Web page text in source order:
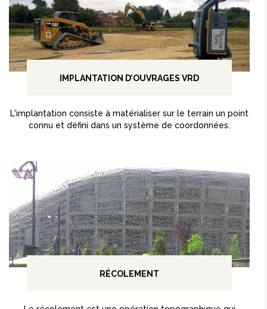
IMPLANTATION D’OUVRAGES VRD
L'implantation consiste à matérialiser sur le terrain un point
connu et défini dans un système de coordonnées.
RÉCOLEMENT